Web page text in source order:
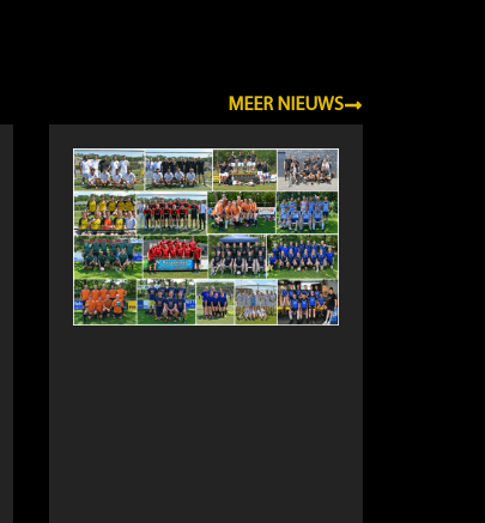
MEER NIEUWS